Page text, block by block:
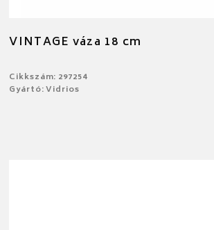
VINTAGE váza 18 cm
Cikkszám: 297254
Gyártó: Vidrios